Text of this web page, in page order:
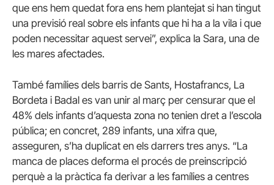
que ens hem quedat fora ens hem plantejat si han tingut
una previsió real sobre els infants que hi ha a la vila i que
poden necessitar aquest servei”, explica la Sara, una de
les mares afectades.
També famílies dels barris de Sants, Hostafrancs, La
Bordeta i Badal es van unir al març per censurar que el
48% dels infants d’aquesta zona no tenien dret a l’escola
pública; en concret, 289 infants, una xifra que,
asseguren, s’ha duplicat en els darrers tres anys. “La
manca de places deforma el procés de preinscripció
perquè a la pràctica fa derivar a les famílies a centres